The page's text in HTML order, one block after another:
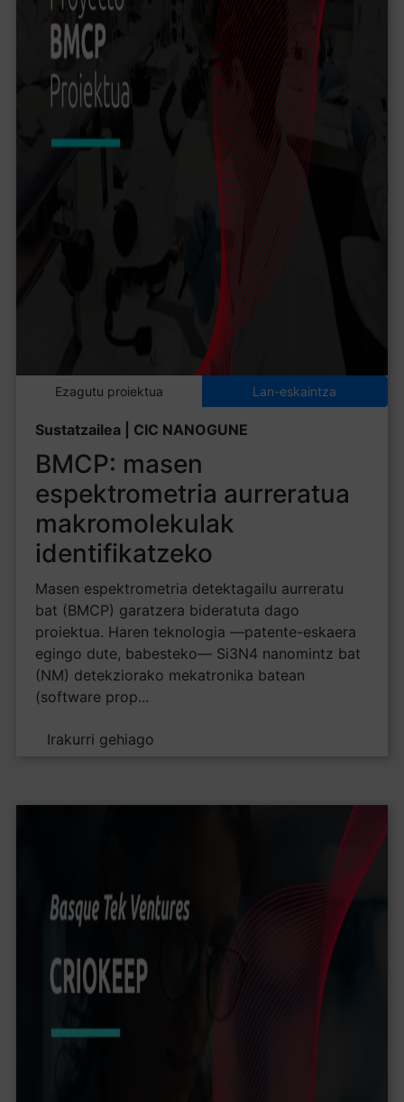
Ezagutu proiektua Lan-eskaintza
Sustatzailea | CIC NANOGUNE
BMCP: masen
espektrometria aurreratua
makromolekulak
identifikatzeko
Masen espektrometria detektagailu aurreratu
bat (BMCP) garatzera bideratuta dago
proiektua. Haren teknologia —patente-eskaera
egingo dute, babesteko— Si3N4 nanomintz bat
(NM) detekziorako mekatronika batean
(software prop...
Irakurri gehiago